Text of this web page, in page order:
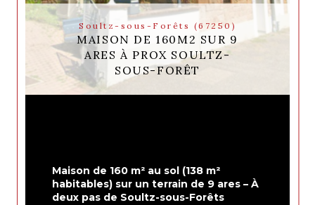
Soultz-sous-Forêts (67250)
MAISON DE 160M2 SUR 9
ARES À PROX SOULTZ-
SOUS-FORÊT
Maison de 160 m² au sol (138 m²
habitables) sur un terrain de 9 ares – À
deux pas de Soultz-sous-Forêts